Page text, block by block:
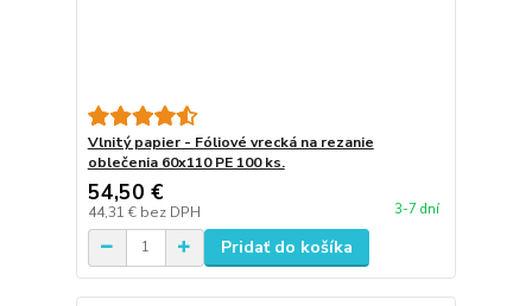
Vlnitý papier - Fóliové vrecká na rezanie
oblečenia 60x110 PE 100 ks.
54,50 €
44,31 € bez DPH 3-7 dní
Pridať do košíka